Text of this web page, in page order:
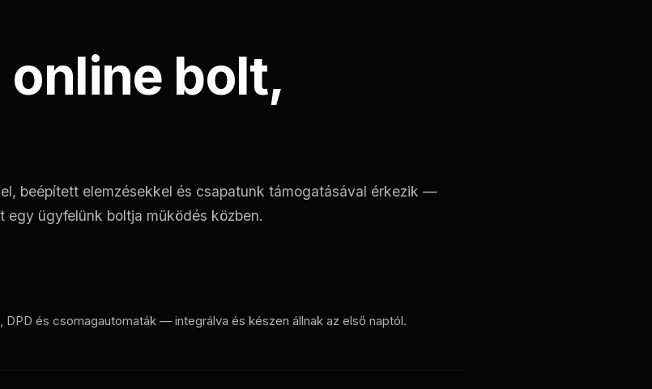
online bolt,
beépített elemzésekkel és csapatunk támogatásával érkezik —
ügyfelünk boltja működés közben.
DPD és csomagautomaták — integrálva és készen állnak az első naptól.